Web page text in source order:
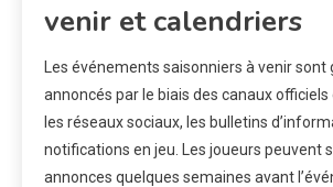
venir et calendriers
Les événements saisonniers à venir
annoncés par le biais des canaux officiels
les réseaux sociaux, les bulletins
notifications en jeu. Les joueurs peuvent
annonces quelques semaines avant